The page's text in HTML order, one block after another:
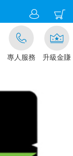
專人服務 升級金賺